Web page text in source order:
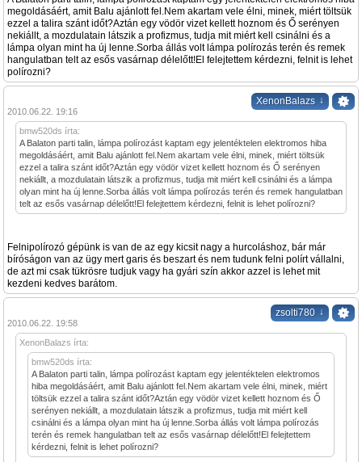
megoldásáért, amit Balu ajánlott fel.Nem akartam vele élni, minek, miért töltsük
ezzel a talira szánt időt?Aztán egy vödör vizet kellett hoznom és Ő serényen
nekiállt, a mozdulatain látszik a profizmus, tudja mit miért kell csinálni és a
lámpa olyan mint ha új lenne.Sorba állás volt lámpa polírozás terén és remek
hangulatban telt az esős vasárnap délelőtt!El felejtettem kérdezni, felnit is lehet
polírozni?
XenonBalazs ↓
2010.06.22. 19:16
bmw520ds írta:
A Balaton parti talin, lámpa polírozást kaptam egy jelentéktelen elektromos hiba
megoldásáért, amit Balu ajánlott fel.Nem akartam vele élni, minek, miért töltsük
ezzel a talira szánt időt?Aztán egy vödör vizet kellett hoznom és Ő serényen
nekiállt, a mozdulatain látszik a profizmus, tudja mit miért kell csinálni és a lámpa
olyan mint ha új lenne.Sorba állás volt lámpa polírozás terén és remek hangulatban
telt az esős vasárnap délelőtt!El felejtettem kérdezni, felnit is lehet polírozni?
Felnipolírozó gépünk is van de az egy kicsit nagy a hurcoláshoz, bár már
bíróságon van az ügy mert garis és beszart és nem tudunk felni polírt vállalni,
de azt mi csak tükrösre tudjuk vagy ha gyári szín akkor azzel is lehet mit
kezdeni kedves barátom.
zsolti780 ↓
2010.06.22. 19:58
XenonBalazs írta:
bmw520ds írta:
A Balaton parti talin, lámpa polírozást kaptam egy jelentéktelen elektromos
hiba megoldásáért, amit Balu ajánlott fel.Nem akartam vele élni, minek, miért
töltsük ezzel a talira szánt időt?Aztán egy vödör vizet kellett hoznom és Ő
serényen nekiállt, a mozdulatain látszik a profizmus, tudja mit miért kell
csinálni és a lámpa olyan mint ha új lenne.Sorba állás volt lámpa polírozás
terén és remek hangulatban telt az esős vasárnap délelőtt!El felejtettem
kérdezni, felnit is lehet polírozni?